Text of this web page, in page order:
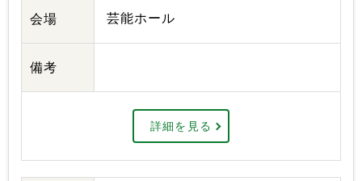
会場 芸能ホール
備考
詳細を見る